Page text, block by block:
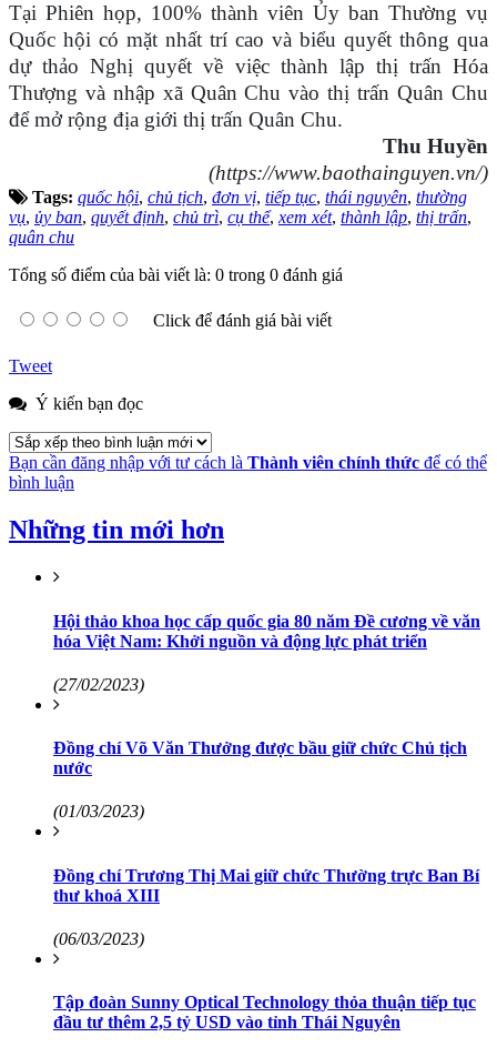
Tại Phiên họp, 100% thành viên Ủy ban Thường vụ
Quốc hội có mặt nhất trí cao và biểu quyết thông qua
dự thảo Nghị quyết về việc thành lập thị trấn Hóa
Thượng và nhập xã Quân Chu vào thị trấn Quân Chu
để mở rộng địa giới thị trấn Quân Chu.
Thu Huyền
(https://www.baothainguyen.vn/)
Tags: quốc hội, chủ tịch, đơn vị, tiếp tục, thái nguyên, thường
vụ, ủy ban, quyết định, chủ trì, cụ thể,xem xét, thành lập, thị trấn,
quân chu
Tổng số điểm của bài viết là: 0 trong 0 đánh giá
Click để đánh giá bài viết
Tweet
Ý kiến bạn đọc
Bạn cần đăng nhập với tư cách là Thành viên chính thức để có thể
bình luận
Những tin mới hơn
Hội thảo khoa học cấp quốc gia 80 năm Đề cương về văn
hóa Việt Nam: Khởi nguồn và động lực phát triển
(27/02/2023)
Đồng chí Võ Văn Thưởng được bầu giữ chức Chủ tịch
nước
(01/03/2023)
Đồng chí Trương Thị Mai giữ chức Thường trực Ban Bí
thư khoá XIII
(06/03/2023)
Tập đoàn Sunny Optical Technology thỏa thuận tiếp tục
đầu tư thêm 2,5 tỷ USD vào tỉnh Thái Nguyên